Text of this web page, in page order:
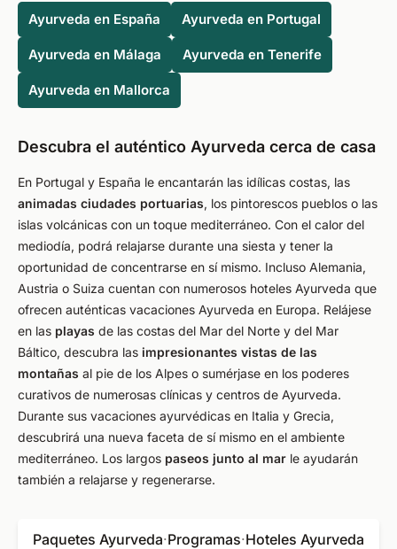
Ayurveda en España Ayurveda en Portugal
Ayurveda en Málaga Ayurveda en Tenerife
Ayurveda en Mallorca
Descubra el auténtico Ayurveda cerca de casa
En Portugal y España le encantarán las idílicas costas, las
animadas ciudades portuarias, los pintorescos pueblos o las
islas volcánicas con un toque mediterráneo. Con el calor del
mediodía, podrá relajarse durante una siesta y tener la
oportunidad de concentrarse en sí mismo. Incluso Alemania,
Austria o Suiza cuentan con numerosos hoteles Ayurveda que
ofrecen auténticas vacaciones Ayurveda en Europa. Relájese
en las playas de las costas del Mar del Norte y del Mar
Báltico, descubra las impresionantes vistas de las
montañas al pie de los Alpes o sumérjase en los poderes
curativos de numerosas clínicas y centros de Ayurveda.
Durante sus vacaciones ayurvédicas en Italia y Grecia,
descubrirá una nueva faceta de sí mismo en el ambiente
mediterráneo. Los largos paseos junto al mar le ayudarán
también a relajarse y regenerarse.
Paquetes Ayurveda·Programas·Hoteles Ayurveda